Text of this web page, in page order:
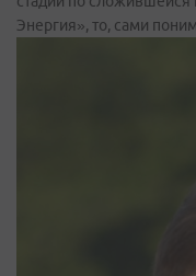
Энергия», то, сами